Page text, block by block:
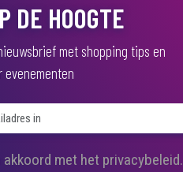
DE HOOGTE
met shopping tips en
(
akkoord met het privacybeleid.